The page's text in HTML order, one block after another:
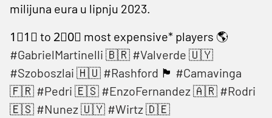
milijuna eura u lipnju 2023.
1⃣1⃣ to 2⃣0⃣ most expensive* players 🌎
#GabrielMartinelli 🇧🇷 #Valverde 🇺🇾
#Szoboszlai 🇭🇺 #Rashford 🏴󠁧󠁢󠁥󠁮󠁧󠁿 #Camavinga
🇫🇷 #Pedri 🇪🇸 #EnzoFernandez🇦🇷 #Rodri
🇪🇸 #Nunez🇺🇾 #Wirtz🇩🇪